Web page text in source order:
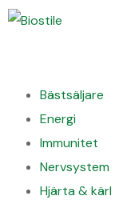
Bästsäljare
Energi
Immunitet
Nervsystem
Hjärta & kärl